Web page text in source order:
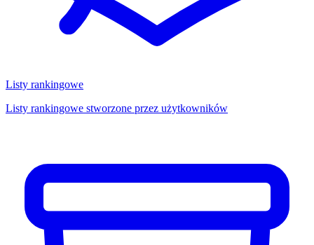
Listy rankingowe
Listy rankingowe stworzone przez użytkowników